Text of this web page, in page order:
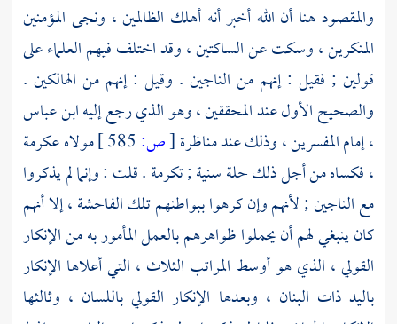
والمقصود هنا أن الله أخبر أنه أهلك الظالمين ، ونجى المؤمنين
المنكرين ، وسكت عن الساكتين ، وقد اختلف فيهم العلماء على
قولين ; فقيل : إنهم من الناجين . وقيل : إنهم من الهالكين .
والصحيح الأول عند المحققين ، وهو الذي رجع إليهابن عباس
، إمام المفسرين ، وذلك عند مناظرة[ص: مولاهعكرمة
،فكساه من أجل ذلك حلة سنية ; تكرمة . قلت : وإنما لم يذكروا
مع الناجين ; لأنهم وإن كرهوا ببواطنهم تلك الفاحشة ، إلا أنهم
كان ينبغي لهم أن يحملوا ظواهرهم بالعمل المأمور به من الإنكار
القولي ، الذي هو أوسط المراتب الثلاث ، التي أعلاها الإنكار
باليد ذات البنان ، وبعدها الإنكار القولي باللسان ، وثالثها